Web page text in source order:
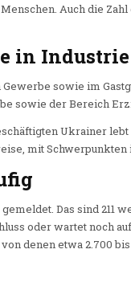
Auch die
in
sowie im
sowie der Bereich
Ukrainer lebt
mit
Das sind 211
oder wartet noch
denen etwa 2.700